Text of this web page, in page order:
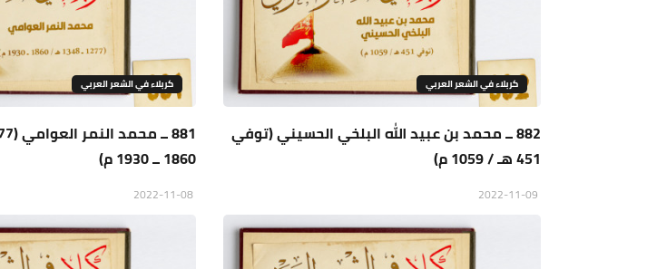
كربلاء في الشعر العربي
882 ــ محمد بن عبيد الله البلخي الحسيني (توفي
451 هـ / 1059 م)
كربلاء في الشعر العربي
1860 ــ 1930 م)